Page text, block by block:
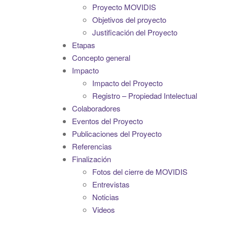
Proyecto MOVIDIS
Objetivos del proyecto
Justificación del Proyecto
Etapas
Concepto general
Impacto
Impacto del Proyecto
Registro – Propiedad Intelectual
Colaboradores
Eventos del Proyecto
Publicaciones del Proyecto
Referencias
Finalización
Fotos del cierre de MOVIDIS
Entrevistas
Noticias
Videos